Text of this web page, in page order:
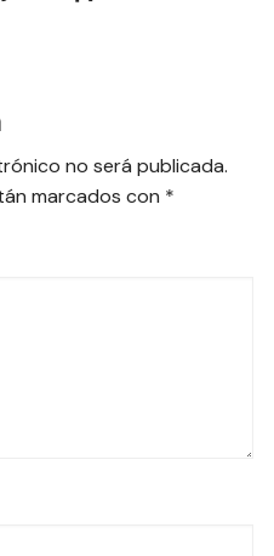
no será publicada.
marcados con *